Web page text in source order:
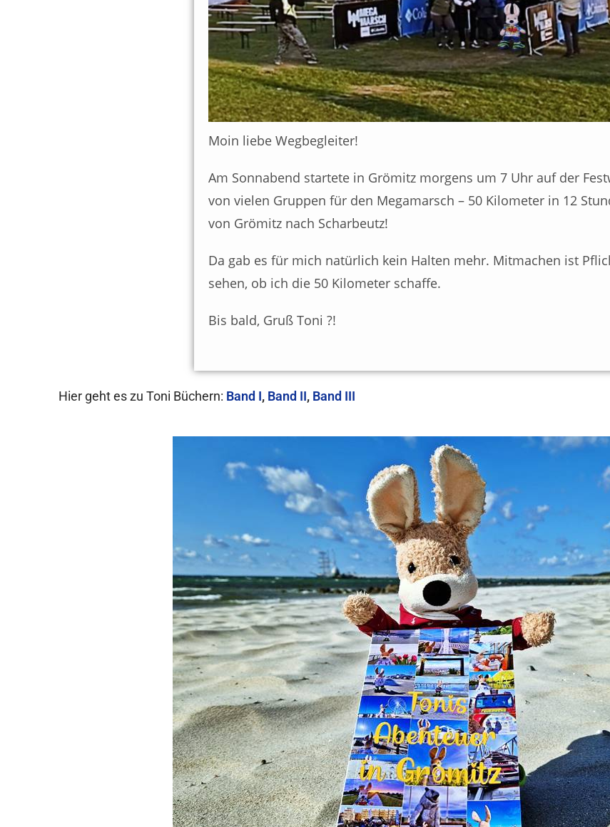
Moin liebe Wegbegleiter!
Am Sonnabend startete in Grömitz morgens um 7 Uhr auf der
von vielen Gruppen für den Megamarsch – 50 Kilometer in 12
von Grömitz nach Scharbeutz!
Da gab es für mich natürlich kein Halten mehr. Mitmachen ist
sehen, ob ich die 50 Kilometer schaffe.
Bis bald, Gruß Toni ?!
Hier geht es zu Toni Büchern: Band I, Band II, Band III